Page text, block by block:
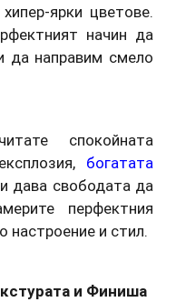
ярки цветове.
начин да
да направим смело
спокойната
богатата
дава свободата да
перфектния
настроение и стил.
и Финиша